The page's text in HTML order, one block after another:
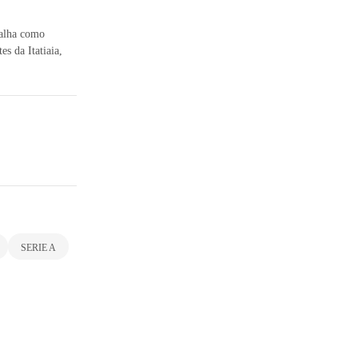
como
da Itatiaia,
SERIE A